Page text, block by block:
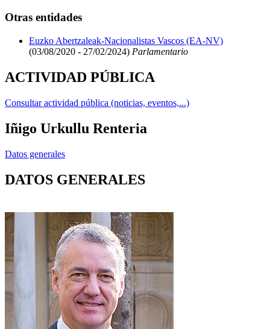
Otras entidades
Euzko Abertzaleak-Nacionalistas Vascos (EA-NV)
(03/08/2020 - 27/02/2024) Parlamentario
ACTIVIDAD PÚBLICA
Consultar actividad pública (noticias, eventos,...)
Iñigo Urkullu Renteria
Datos generales
DATOS GENERALES